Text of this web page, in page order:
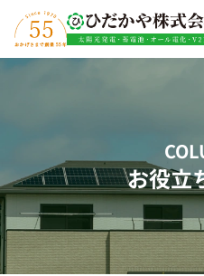
内容をスキップ
お役立